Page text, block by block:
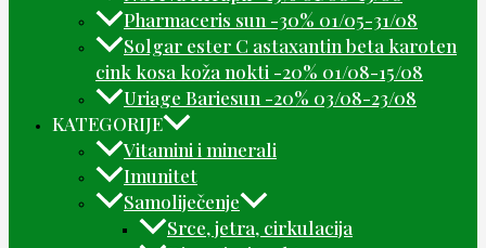
Pharmaceris sun -30% 01/05-31/08
Solgar ester C astaxantin beta karoten
cink kosa koža nokti -20% 01/08-15/08
Uriage Bariesun -20% 03/08-23/08
KATEGORIJE
Vitamini i minerali
Imunitet
Samoliječenje
Srce, jetra, cirkulacija